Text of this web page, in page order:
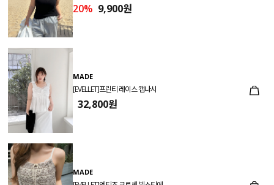
20% 9,900원
MADE
[EVELLET]프린티 레이스 캡나시
32,800원
MADE